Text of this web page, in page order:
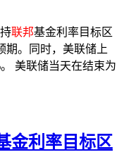
联邦基金利率目标区
期。同时，美联储上
美联储当天在结束为
金利率目标区